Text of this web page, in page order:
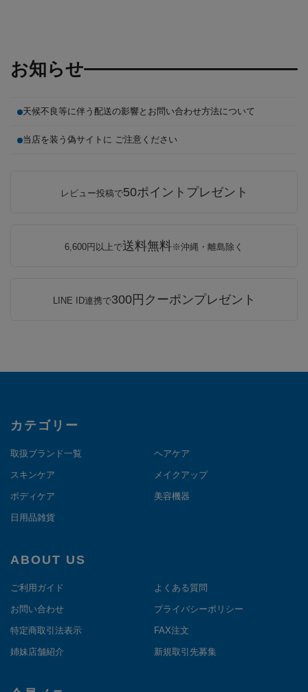
お知らせ
天候不良等に伴う配送の影響とお問い合わせ方法について
当店を装う偽サイトに ご注意ください
レビュー投稿で50ポイントプレゼント
6,600円以上で送料無料※沖縄・離島除く
LINE ID連携で300円クーポンプレゼント
カテゴリー
取扱ブランド一覧 ヘアケア
スキンケア メイクアップ
ボディケア 美容機器
日用品雑貨
ABOUT US
ご利用ガイド よくある質問
お問い合わせ プライバシーポリシー
特定商取引法表示 FAX注文
姉妹店舗紹介 新規取引先募集